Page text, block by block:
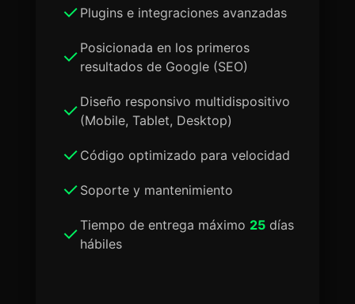
Plugins e integraciones avanzadas
Posicionada en los primeros
resultados de Google (SEO)
Diseño responsivo multidispositivo
(Mobile, Tablet, Desktop)
Código optimizado para velocidad
Soporte y mantenimiento
Tiempo de entrega máximo 25días
hábiles